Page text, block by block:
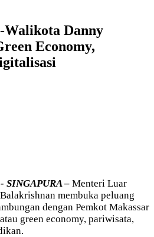
Walikota Danny
Economy,
SINGAPURA – Menteri Luar
membuka peluang
dengan Pemkot Makassar
green economy, pariwisata,